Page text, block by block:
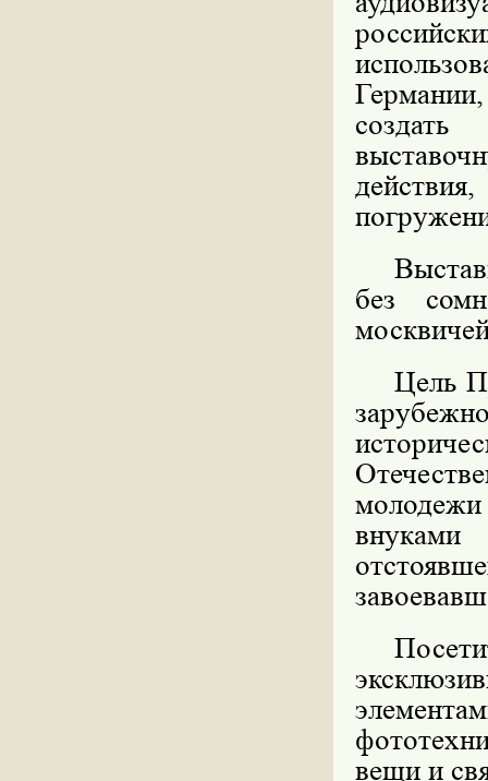
создать
без
Цель
молодежи
вещи и